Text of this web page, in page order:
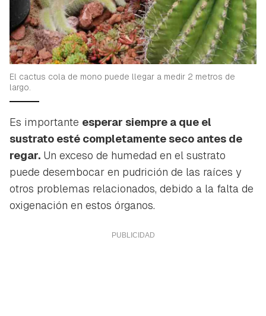
El cactus cola de mono puede llegar a medir 2 metros de
largo.
Es importante esperar siempre a que el
sustrato esté completamente seco antes de
regar. Un exceso de humedad en el sustrato
puede desembocar en pudrición de las raíces y
otros problemas relacionados, debido a la falta de
oxigenación en estos órganos.